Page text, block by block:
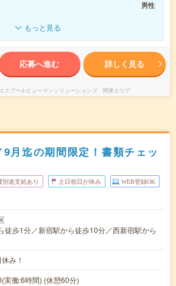
男性
もっと見る
応募へ進む 詳しく見る
スプールヒューマンソリューションズ 関東エリア
月迄の期間限定！書類チェッ
別途支給あり 土日祝日が休み WEB登録OK
徒歩1分／新宿駅から徒歩10分／西新宿駅から
み！
実働:6時間) (休憩60分)